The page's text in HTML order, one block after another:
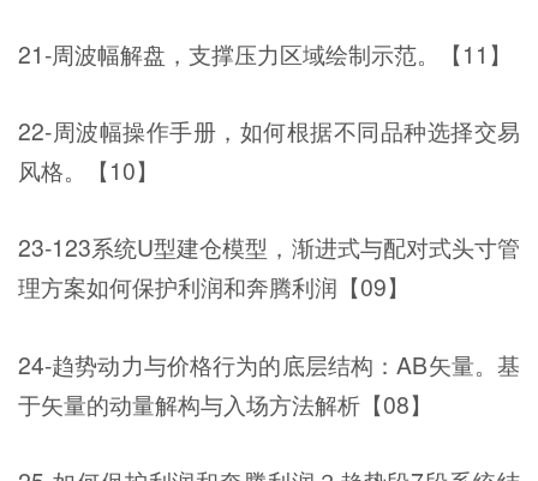
21-周波幅解盘，支撑压力区域绘制示范。【11】
22-周波幅操作手册，如何根据不同品种选择交易
风格。【10】
23-123系统U型建仓模型，渐进式与配对式头寸管
理方案如何保护利润和奔腾利润【09】
24-趋势动力与价格行为的底层结构：AB矢量。基
于矢量的动量解构与入场方法解析【08】